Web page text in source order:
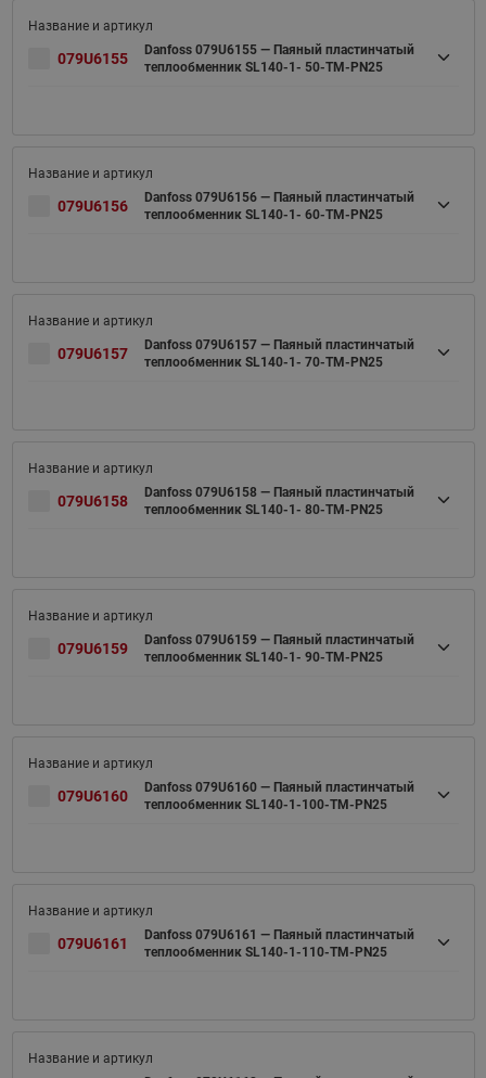
079U6155
Danfoss 079U6155 — Паяный пластинчатый
теплообменник SL140-1- 50-TM-PN25
079U6156
Danfoss 079U6156 — Паяный пластинчатый
теплообменник SL140-1- 60-TM-PN25
079U6157
Danfoss 079U6157 — Паяный пластинчатый
теплообменник SL140-1- 70-TM-PN25
079U6158
Danfoss 079U6158 — Паяный пластинчатый
теплообменник SL140-1- 80-TM-PN25
079U6159
Danfoss 079U6159 — Паяный пластинчатый
теплообменник SL140-1- 90-TM-PN25
079U6160
Danfoss 079U6160 — Паяный пластинчатый
теплообменник SL140-1-100-TM-PN25
079U6161
Danfoss 079U6161 — Паяный пластинчатый
теплообменник SL140-1-110-TM-PN25